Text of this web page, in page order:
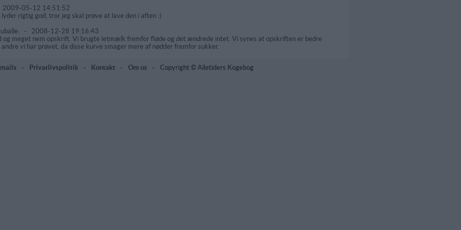
2009-05-12 14:51:52
lyder rigtig god, tror jeg skal prøve at lave den i aften :)
- 2008-12-28 19:16:43
og meget nem opskrift. Vi brugte letmælk fremfor fløde og det ændrede intet. Vi synes at opskriften er bedre
andre vi har prøvet, da disse kurve smager mere af nødder fremfor sukker.
- Privatlivspolitik - Kontakt - Om os - Copyright © Alletiders Kogebog